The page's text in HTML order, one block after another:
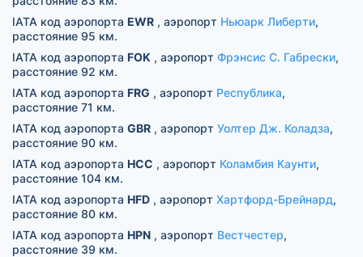
IATA код аэропорта EWR , аэропорт Ньюарк Либерти,
расстояние 95 км.
IATA код аэропорта FOK , аэропорт Фрэнсис С. Габрески,
расстояние 92 км.
IATA код аэропорта FRG , аэропорт Республика,
расстояние 71 км.
IATA код аэропорта GBR , аэропорт Уолтер Дж. Коладза,
расстояние 90 км.
IATA код аэропорта HCC , аэропорт Коламбия Каунти,
расстояние 104 км.
IATA код аэропорта HFD , аэропорт Хартфорд-Брейнард,
расстояние 80 км.
IATA код аэропорта HPN , аэропорт Вестчестер,
расстояние 39 км.